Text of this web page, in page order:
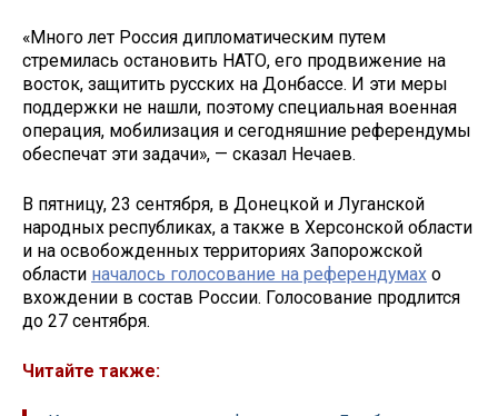
«Много лет Россия дипломатическим путем
стремилась остановить НАТО, его продвижение на
восток, защитить русских на Донбассе. И эти меры
поддержки не нашли, поэтому специальная военная
операция, мобилизация и сегодняшние референдумы
обеспечат эти задачи», — сказал Нечаев.
В пятницу, 23 сентября, в Донецкой и Луганской
народных республиках, а также в Херсонской области
и на освобожденных территориях Запорожской
области началось голосование на референдумах о
вхождении в состав России. Голосование продлится
до 27 сентября.
Читайте также: